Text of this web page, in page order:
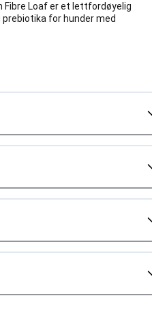
Fibre Loaf er et lettfordøyelig
for hunder med